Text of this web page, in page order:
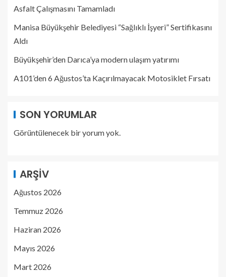
Asfalt Çalışmasını Tamamladı
Manisa Büyükşehir Belediyesi “Sağlıklı İşyeri” Sertifikasını
Aldı
Büyükşehir’den Darıca’ya modern ulaşım yatırımı
A101’den 6 Ağustos’ta Kaçırılmayacak Motosiklet Fırsatı
SON YORUMLAR
Görüntülenecek bir yorum yok.
ARŞIV
Ağustos 2026
Temmuz 2026
Haziran 2026
Mayıs 2026
Mart 2026